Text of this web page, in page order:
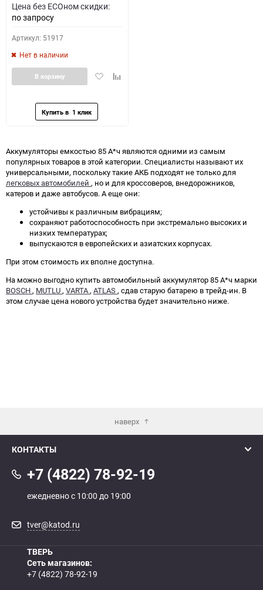
Цена без ECOном скидки:
по запросу
Артикул: 51917
Нет в наличии
ДобавитьДобавить
В корзину
Аккумуляторы емкостью 85 А*ч являются одними из самым
популярных товаров в этой категории. Специалисты называют их
универсальными, поскольку такие АКБ подходят не только для
легковых автомобилей , но и для кроссоверов, внедорожников,
катеров и даже автобусов. А еще они:
устойчивы к различным вибрациям;
сохраняют работоспособность при экстремально высоких и
низких температурах;
выпускаются в европейских и азиатских корпусах.
При этом стоимость их вполне доступна.
На можно выгодно купить автомобильный аккумулятор 85 А*ч марки
BOSCH, MUTLU, VARTA, ATLAS, сдав старую батарею в трейд-ин. В
этом случае цена нового устройства будет значительно ниже.
наверх
КОНТАКТЫ
+7 (4822) 78-92-19
ежедневно с 10:00 до 19:00
tver@katod.ru
ТВЕРЬ
Сеть магазинов:
+7 (4822) 78-92-19